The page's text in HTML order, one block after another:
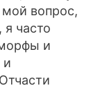
вопрос,
часто
и
и